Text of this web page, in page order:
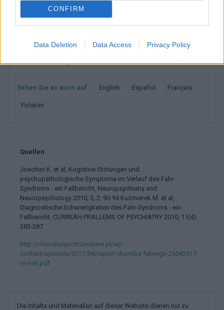
CONFIRM
Data Deletion Data Access Privacy Policy
Möchten Sie auf dem Laufenden bleiben?
Folgen Sie uns auf
ZUGEHÖRIG
Themen Fabry-krankheit Krankheit-fahr
Sehen Sie es auch auf english español français
polskim
Quellen
Joachim K. et al, Kognitive Störungen und
psychopathologische Symptome im Verlauf des Fahr-
Syndroms - ein Fallbericht, Neuropsychiatry and
Neuropsychology 2010; 5, 2: 90-94 Kuśmierek M. et al,
Diagnostische Schwierigkeiten des Fahr-Syndroms - ein
Fallbericht, CURREAH PRALLEMS OF PSYCHIATRY 2010; 11(4):
283-287
http://chorobyspichrzeniowe.pl/wp-
content/uploads/2017/04/raport-choroba-fabrego-26042017-
m-min.pdf
Die Inhalte und Materialien auf dieser Website dienen nur zu